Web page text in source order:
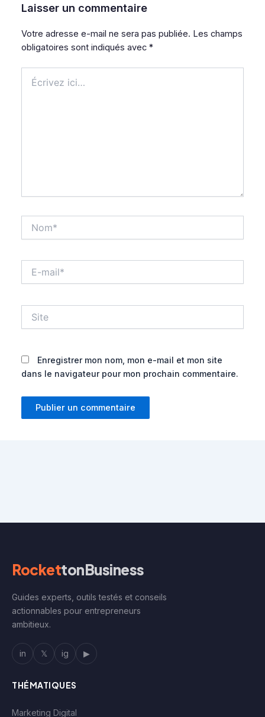
Laisser un commentaire
Votre adresse e-mail ne sera pas publiée. Les champs
obligatoires sont indiqués avec*
ici…
mail*
Enregistrer mon nom, mon e-mail et mon site
dans le navigateur pour mon prochain commentaire.
RockettonBusiness
Guides experts, outils testés et conseils
actionnables pour entrepreneurs
ambitieux.
in 𝕏 ig ▶
THÉMATIQUES
Marketing Digital